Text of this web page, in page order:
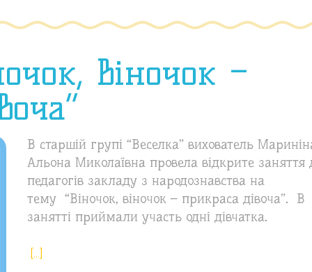
віночок –
В старшій групі “Веселка” вихователь
Альона Миколаївна провела відкрите заняття
педагогів закладу з народознавства на
тему “Віночок, віночок – прикраса дівоча”. В
занятті приймали участь одні дівчатка.
[…]